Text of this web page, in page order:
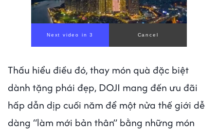
Next video in 1 Cancel
Thấu hiểu điều đó, thay món quà đặc biệt
dành tặng phái đẹp, DOJI mang đến ưu đãi
hấp dẫn dịp cuối năm để một nửa thế giới dễ
dàng “làm mới bản thân” bằng những món